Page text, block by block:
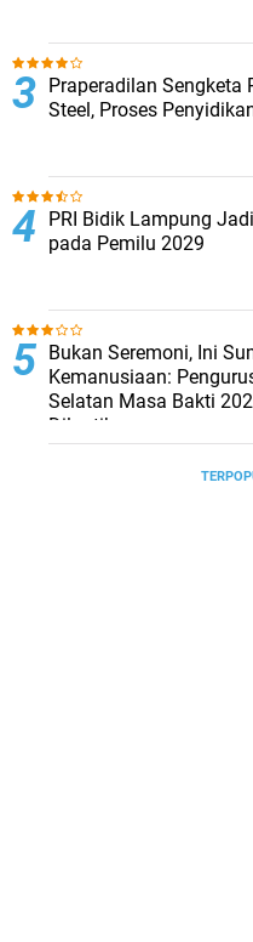
Praperadilan Sengketa
Steel, Proses
PRI Bidik Lampung
pada Pemilu 2029
Bukan Seremoni, Ini
Kemanusiaan:
Selatan Masa Bakti
Dilantik